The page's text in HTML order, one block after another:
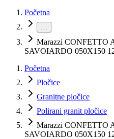
Početna
…
Marazzi CONFETTO
SAVOIARDO 050X150
Početna
Pločice
Granitne pločice
Polirani granit pločice
Marazzi CONFETTO
SAVOIARDO 050X150